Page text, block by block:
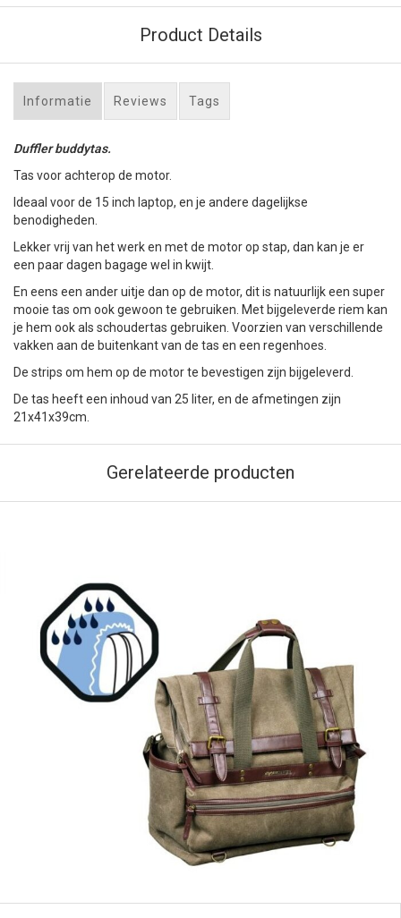
Product Details
Informatie Reviews Tags
Duffler buddytas.
Tas voor achterop de motor.
Ideaal voor de 15 inch laptop, en je andere dagelijkse
benodigheden.
Lekker vrij van het werk en met de motor op stap, dan kan je er
een paar dagen bagage wel in kwijt.
En eens een ander uitje dan op de motor, dit is natuurlijk een super
mooie tas om ook gewoon te gebruiken. Met bijgeleverde riem kan
je hem ook als schoudertas gebruiken. Voorzien van verschillende
vakken aan de buitenkant van de tas en een regenhoes.
De strips om hem op de motor te bevestigen zijn bijgeleverd.
De tas heeft een inhoud van 25 liter, en de afmetingen zijn
21x41x39cm.
Gerelateerde producten